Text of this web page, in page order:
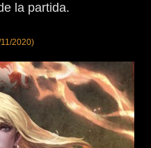
la partida.
2020)